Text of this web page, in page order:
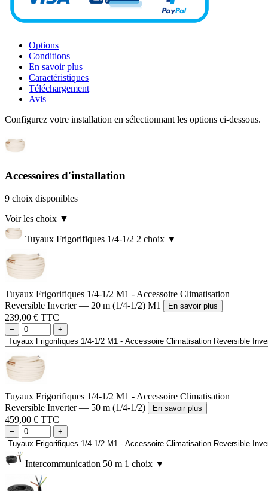
Options
Conditions
En savoir plus
Caractéristiques
Téléchargement
Avis
Configurez votre installation en sélectionnant les options ci-dessous.
Accessoires d'installation
9 choix disponibles
Voir les choix ▼
Tuyaux Frigorifiques 1/4-1/2 2 choix ▼
Tuyaux Frigorifiques 1/4-1/2 M1 - Accessoire Climatisation
Reversible Inverter — 20 m (1/4-1/2) M1
En savoir plus
239,00 € TTC
− +
Tuyaux Frigorifiques 1/4-1/2 M1 - Accessoire Climatisation
Reversible Inverter — 50 m (1/4-1/2)
En savoir plus
459,00 € TTC
− +
Intercommunication 50 m 1 choix ▼